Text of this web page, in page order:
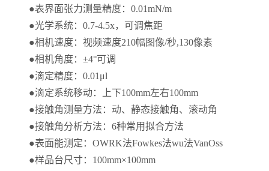
●表界面张力测量精度：0.01mN/m
●光学系统：0.7-4.5x，可调焦距
●相机速度：视频速度210幅图像/秒,130像素
●相机角度：±4°可调
●滴定精度：0.01μl
●滴定系统移动：上下100mm左右100mm
●接触角测量方法：动、静态接触角、滚动角
●接触角分析方法：6种常用拟合方法
●表面能测定：OWRK法Fowkes法wu法VanOss
●样品台尺寸：100mm×100mm